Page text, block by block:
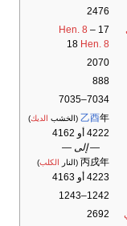
2476
17
Hen. 8 –
18 Hen. 8
2070
888
7034–7035
乙酉年 (الخشب الديك)
4222 أو 4162
— إلى —
丙戌年 (النار الكلب)
4223 أو 4163
1242–1243
2692